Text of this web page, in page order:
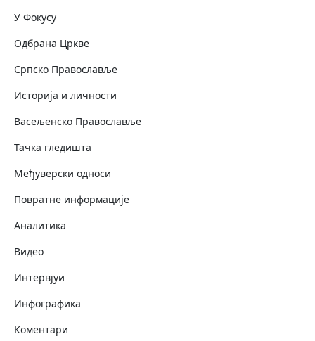
У Фокусу
Одбрана Цркве
Српско Православље
Историја и личности
Васељенско Православље
Тачка гледишта
Међуверски односи
Повратне информације
Аналитика
Видео
Интервјуи
Инфографика
Коментари